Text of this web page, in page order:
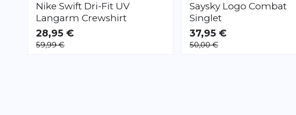
Nike Swift Dri-Fit UV
Langarm Crewshirt
VERFÜGBAR
XSSML
28,95 €
59,99 €
Saysky Logo Combat
Singlet
VERFÜGBAR
XSSML
37,95 €
50,00 €